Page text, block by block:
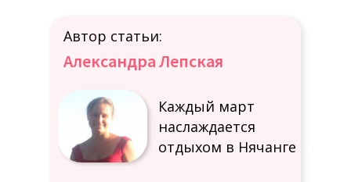
Автор статьи:
Каждый март
наслаждается
отдыхом в Нячанге
Александра Лепская